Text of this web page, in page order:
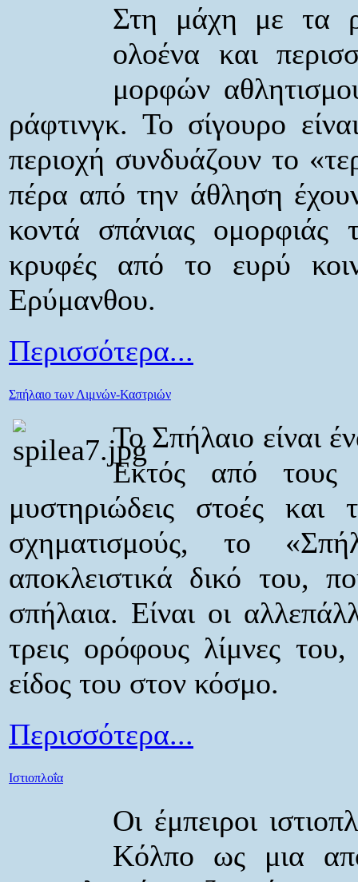
Στη μάχη με τα
ολοένα και
μορφών
ράφτινγκ. Το σίγουρο
περιοχή συνδυάζουν το
πέρα από την άθληση
κοντά σπάνιας ομορφιάς
κρυφές από το ευρύ
Ερύμανθου.
Περισσότερα...
Σπήλαιο των Λιμνών-Καστριών
Το Σπήλαιο είναι
Εκτός από τους
μυστηριώδεις στοές και
σχηματισμούς, το
αποκλειστικά δικό του,
σπήλαια. Είναι οι
τρεις ορόφους λίμνες
είδος του στον κόσμο.
Περισσότερα...
Ιστιοπλοΐα
Οι έμπειροι
Κόλπο ως μια από